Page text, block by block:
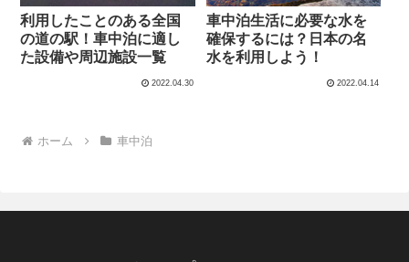
利用したことのある全国
の道の駅！車中泊に適し
た設備や周辺施設一覧
2022.04.30
車中泊生活に必要な水を
確保するには？日本の名
水を利用しよう！
2022.04.14
ホーム 車中泊